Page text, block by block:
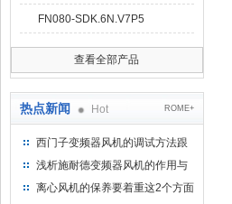
FN080-SDK.6N.V7P5
查看全部产品
热点新闻 Hot ROME+
西门子变频器风机的调试方法跟
步骤
浅析施耐德变频器风机的作用与
意义所在
离心风机的保养要着重这2个方面